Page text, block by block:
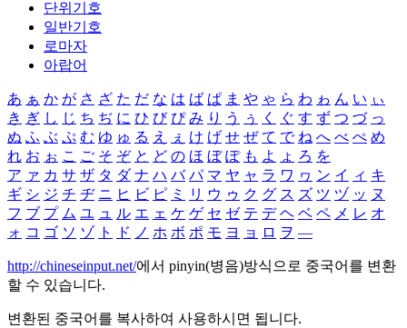
단위기호
일반기호
로마자
아랍어
あ ぁ か が さ ざ た だ な は ば ぱ ま や ゃ ら わ ゎ ん い ぃ
き ぎ し じ ち ぢ に ひ び ぴ み り う ぅ く ぐ す ず つ づ っ
ぬ ふ ぶ ぷ む ゆ ゅ る え ぇ け げ せ ぜ て で ね へ べ ぺ め
れ お ぉ こ ご そ ぞ と ど の ほ ぼ ぽ も よ ょ ろ を
ア ァ カ サ ザ タ ダ ナ ハ バ パ マ ヤ ャ ラ ワ ヮ ン イ ィ キ
ギ シ ジ チ ヂ ニ ヒ ビ ピ ミ リ ウ ゥ ク グ ス ズ ツ ヅ ッ ヌ
フ ブ プ ム ユ ュ ル エ ェ ケ ゲ セ ゼ テ デ ヘ ベ ペ メ レ オ
ォ コ ゴ ソ ゾ ト ド ノ ホ ボ ポ モ ヨ ョ ロ ヲ ―
http://chineseinput.net/에서 pinyin(병음)방식으로 중국어를 변환
할 수 있습니다.
변환된 중국어를 복사하여 사용하시면 됩니다.